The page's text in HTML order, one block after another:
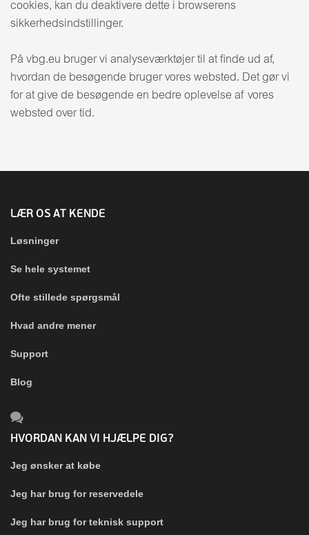
cookies, kan du deaktivere dette i browserens
sikkerhedsindstillinger.
På vbg.eu bruger vi analyseværktøjer til at finde ud af,
hvordan de besøgende bruger vores websted. Det gør vi
for at give de besøgende en bedre oplevelse af vores
websted over tid.
LÆR OS AT KENDE
Løsninger
Se hele systemet
Ofte stillede spørgsmål
Hvad andre mener
Support
Blog
HVORDAN KAN VI HJÆLPE DIG?
Jeg ønsker at købe
Jeg har brug for reservedele
Jeg har brug for teknisk support